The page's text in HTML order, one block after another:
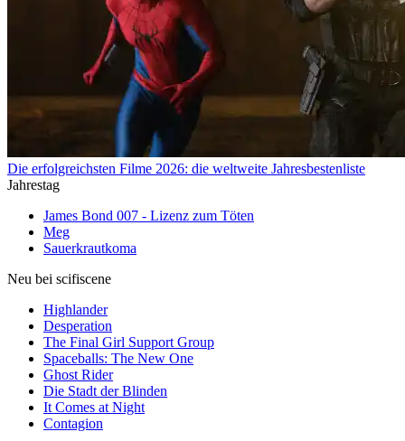
Die erfolgreichsten Filme 2026: die weltweite Jahresbestenliste
Jahrestag
James Bond 007 - Lizenz zum Töten
Meg
Sauerkrautkoma
Neu bei scifiscene
Highlander
Desperation
The Final Girl Support Group
Spaceballs: The New One
Ghost Rider
Die Stadt der Blinden
It Comes at Night
Contagion